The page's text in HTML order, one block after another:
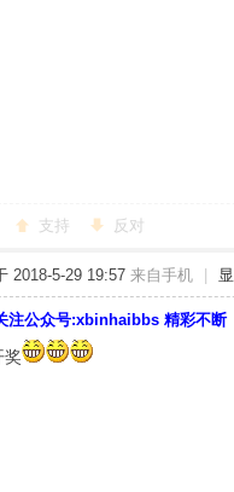
支持 反对
2018-5-29 19:57 来自手机
注公众号:xbinhaibbs 精彩不断
奖